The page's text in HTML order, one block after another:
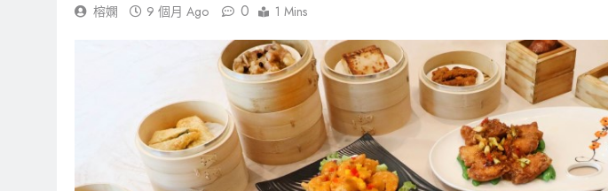
榕嫻 9 個月 Ago 0 1 Mins